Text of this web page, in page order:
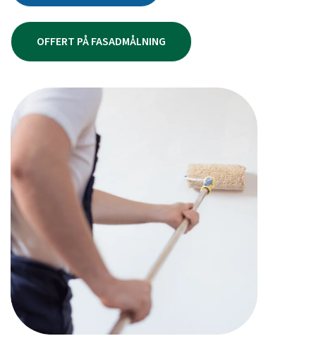
OFFERT PÅ FASADMÅLNING